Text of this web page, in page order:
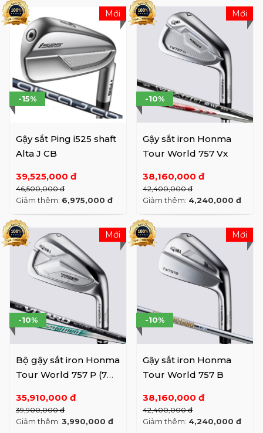
Gậy sắt Ping i525 shaft
Alta J CB
39,525,000 đ
46,500,000 đ
-15%
Giảm thêm: 6,975,000 đ
Mới
Gậy sắt iron Honma
Tour World 757 Vx
38,160,000 đ
42,400,000 đ
-10%
Giảm thêm: 4,240,000 đ
Mới
Bộ gậy sắt iron Honma
Tour World 757 P (7
35,910,000 đ
39,900,000 đ
-10%
Giảm thêm: 3,990,000 đ
Mới
Gậy sắt iron Honma
Tour World 757 B
38,160,000 đ
42,400,000 đ
-10%
Giảm thêm: 4,240,000 đ
Mới